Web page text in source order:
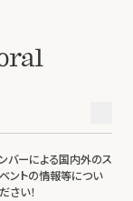
バーによる国内外のス
ントの情報等につい
さい！